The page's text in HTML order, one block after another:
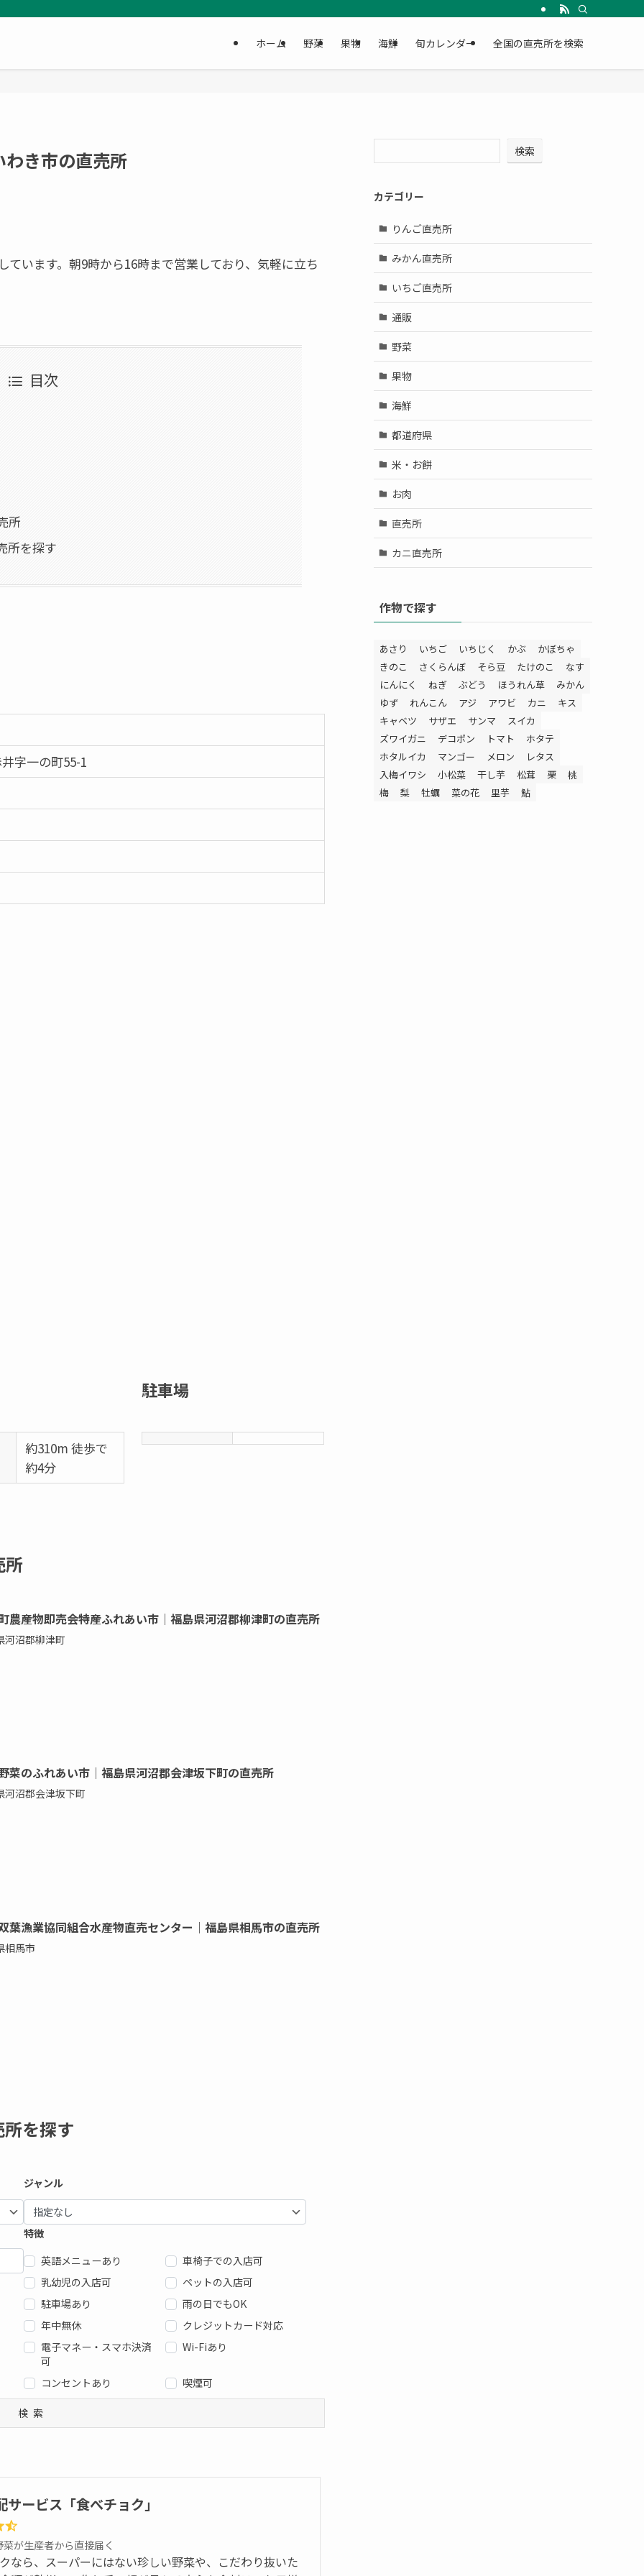
ホーム 野菜 果物 海鮮 旬カレンダー 全国の直売所を検索
き市の直売所
います。朝9時から16時まで営業しており、気軽に立ち
目次
所
所を探す
字一の町55-1
約310m 徒歩で
約4分
駐車場
所
農産物即売会特産ふれあい市｜福島県河沼郡柳津町の直売所
河沼郡柳津町
菜のふれあい市｜福島県河沼郡会津坂下町の直売所
河沼郡会津坂下町
葉漁業協同組合水産物直売センター｜福島県相馬市の直売所
相馬市
を探す
ジャンル
特徴
英語メニューあり
車椅子での入店可
乳幼児の入店可
ペットの入店可
駐車場あり
雨の日でもOK
年中無休
クレジットカード対応
電子マネー・スマホ決済
可
Wi-Fiあり
コンセントあり 喫煙可
検索
サービス「食べチョク」
が生産者から直接届く
なら、スーパーにはない珍しい野菜や、こだわり抜いた
検索
カテゴリー
りんご直売所
みかん直売所
いちご直売所
通販
野菜
果物
海鮮
都道府県
米・お餅
お肉
直売所
カニ直売所
作物で探す
あさり いちご いちじく かぶ
かぼちゃ
きのこ
さくらんぼ そら豆 たけのこ
なす
にんにく
ねぎ ぶどう ほうれん草
みかん
ゆず
れんこん アジ アワビ カニ
キス
キャベツ
サザエ サンマ
スイカ
ズワイガニ
デコポン トマト
ホタテ
ホタルイカ
マンゴー メロン
レタス
入梅イワシ
小松菜 干し芋 松茸 栗
桃
梅
梨 牡蠣 菜の花 里芋 鮎